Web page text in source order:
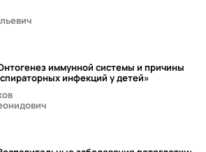
иммунной системы и причины
инфекций у детей»